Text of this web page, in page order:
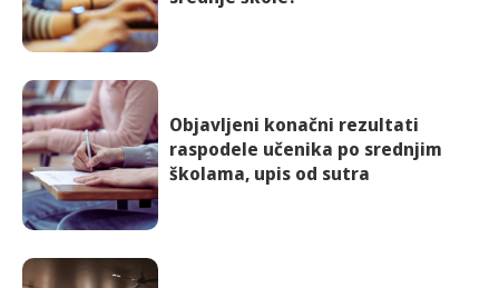
Objavljeni konačni rezultati
raspodele učenika po srednjim
školama, upis od sutra